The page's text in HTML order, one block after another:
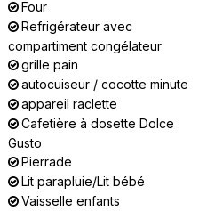
Four
Refrigérateur avec
compartiment congélateur
grille pain
autocuiseur / cocotte minute
appareil raclette
Cafetière à dosette Dolce
Gusto
Pierrade
Lit parapluie/Lit bébé
Vaisselle enfants